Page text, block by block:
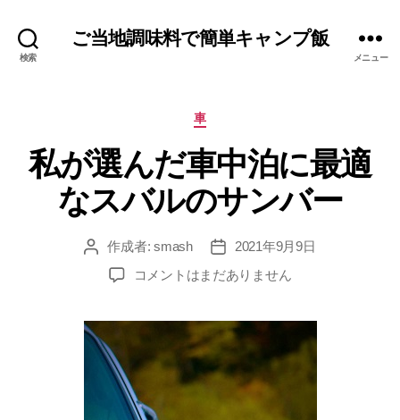
検索
ご当地調味料で簡単キャンプ飯
メニュー
カ
ゴ
リ
ー
車
私が選んだ車中泊に最適
なスバルのサンバー
投
作成者:smash
投
稿
日
2021年9月9日
私
車
中
泊
コメントはまだありません